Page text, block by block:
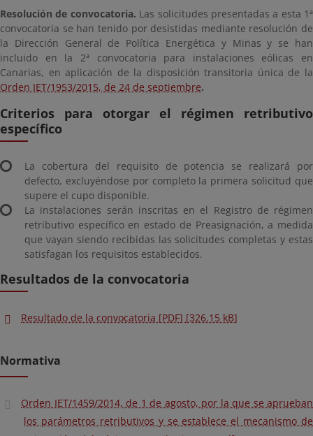
Resolución de convocatoria. Las solicitudes presentadas a esta 1ª
convocatoria se han tenido por desistidas mediante resolución de
la Dirección General de Política Energética y Minas y se han
incluido en la 2ª convocatoria para instalaciones eólicas en
Canarias, en aplicación de la disposición transitoria única de la
Orden IET/1953/2015, de 24 de septiembre.
Criterios para otorgar el régimen retributivo
específico
La cobertura del requisito de potencia se realizará por
defecto, excluyéndose por completo la primera solicitud que
supere el cupo disponible.
La instalaciones serán inscritas en el Registro de régimen
retributivo específico en estado de Preasignación, a medida
que vayan siendo recibidas las solicitudes completas y estas
satisfagan los requisitos establecidos.
Resultados de la convocatoria
Resultado de la convocatoria [PDF] [326.15 kB]
Normativa
Orden IET/1459/2014, de 1 de agosto, por la que se aprueban
los parámetros retributivos y se establece el mecanismo de